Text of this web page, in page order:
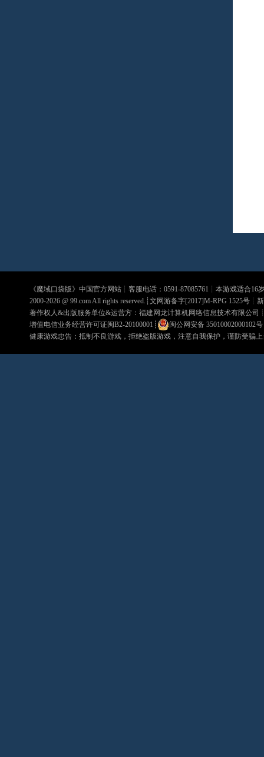
《魔域口袋版》中国官方网站┊客服电话：0591-87085761┊本游戏适合16
2000-2026 @ 99.comAll rights reserved.┊文网游备字[2017]M-RPG 1525号┊
著作权人&出版服务单位&运营方：福建网龙计算机网络信息技术有限公司
增值电信业务经营许可证闽B2-20100001 ┊ 闽公网安备 35010002000102号
健康游戏忠告：抵制不良游戏，拒绝盗版游戏，注意自我保护，谨防受骗